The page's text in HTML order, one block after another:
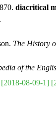
diacritical
The History
of the
[2018-08-09-1]